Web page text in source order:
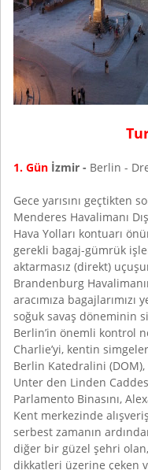
1. Gün İzmir - Berlin -
Gece yarısını geçtikten
Menderes Havalimanı
Hava Yolları kontuarı
gerekli bagaj-gümrük
aktarmasız (direkt)
Brandenburg
aracımıza
soğuk savaş döneminin
Berlin’in önemli kontrol
Charlie’yi, kentin
Berlin Katedralini
Unter den Linden
Parlamento Binasını,
Kent merkezinde
serbest zamanın
diğer bir güzel şehri
dikkatleri üzerine çeken